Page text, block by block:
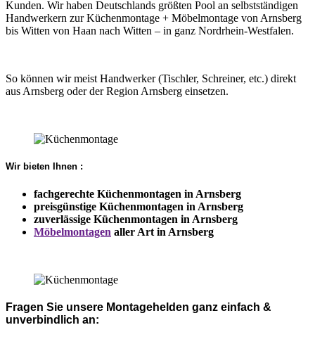
Kunden. Wir haben Deutschlands größten Pool an selbstständigen
Handwerkern zur Küchenmontage + Möbelmontage von Arnsberg
bis Witten von Haan nach Witten – in ganz Nordrhein-Westfalen.
So können wir meist Handwerker (Tischler, Schreiner, etc.) direkt
aus Arnsberg oder der Region Arnsberg einsetzen.
Wir bieten Ihnen :
fachgerechte Küchenmontagen in Arnsberg
preisgünstige Küchenmontagen in Arnsberg
zuverlässige Küchenmontagen in Arnsberg
Möbelmontagen aller Art in Arnsberg
Fragen Sie unsere Montagehelden ganz einfach &
unverbindlich an: